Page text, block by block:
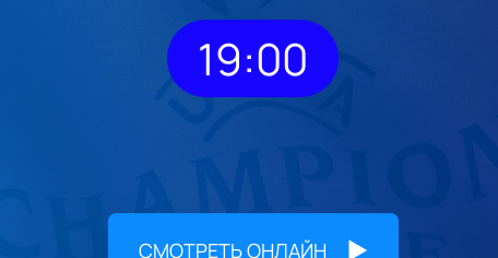
19:00
СМОТРЕТЬ ОНЛАЙН